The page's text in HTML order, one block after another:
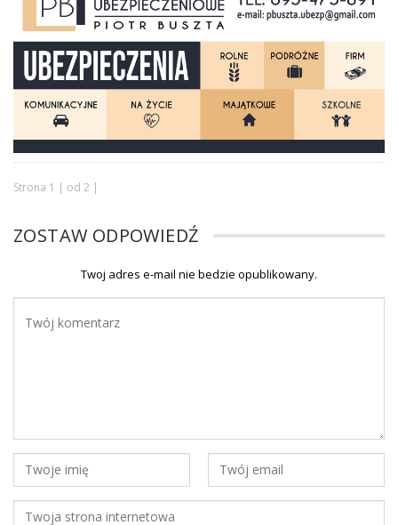
Strona 1 | od 2 |
ZOSTAW ODPOWIEDŹ
Twoj adres e-mail nie bedzie opublikowany.